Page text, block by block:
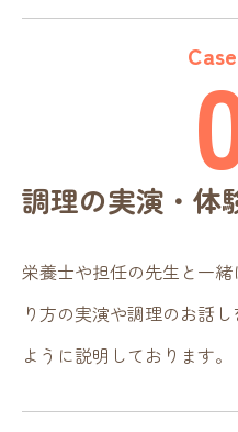
調理の実演・体
栄養士や担任の先生と一
り方の実演や調理のお話
ように説明しております。